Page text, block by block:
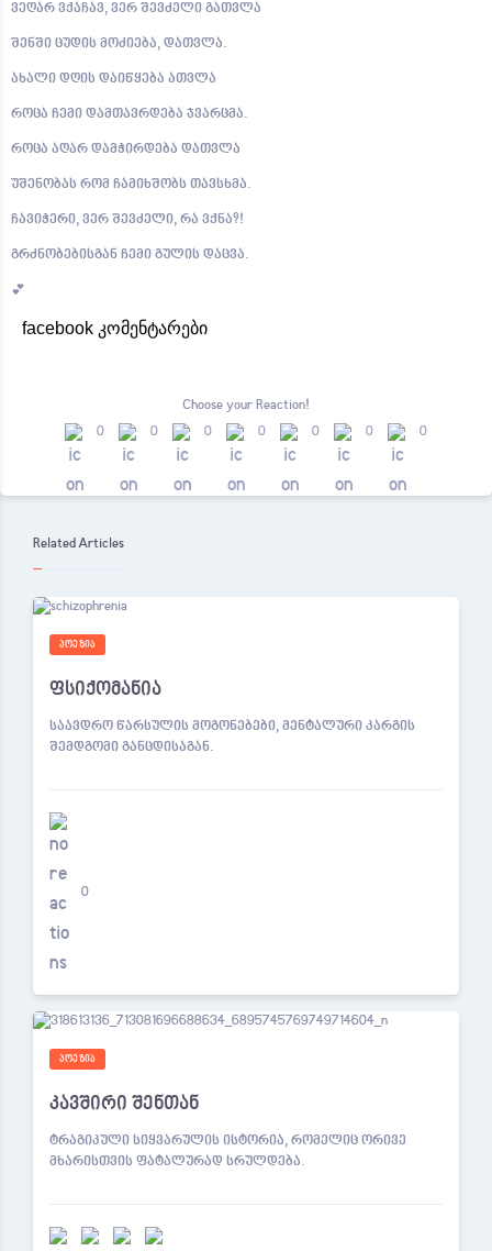
ვეღარ ვქაჩავ, ვერ შევძელი გათვლა
შენში ცუდის მოძიება, დათვლა.
ახალი დღის დაიწყება ათვლა
როცა ჩემი დამთავრდება ჯვარცმა.
როცა აღარ დამჭირდება დათვლა
უშენობას რომ ჩამიხშობს თავსხმა.
ჩავიჭერი, ვერ შევძელი, რა ვქნა?!
გრძნობებისგან ჩემი გულის დაცვა.
💕
facebook კომენტარები
Choose your Reaction!
0
0 0 0 0 0 0
Related Articles
ᲞᲝᲔᲖᲘᲐ
ფსიქომანია
საავდრო წარსულის მოგონებები, მენტალური კარგის
შემდგომი განცდისაგან.
0
ᲞᲝᲔᲖᲘᲐ
კავშირი შენთან
ტრაგიკული სიყვარულის ისტორია, რომელიც ორივე
მხარისთვის ფატალურად სრულდება.